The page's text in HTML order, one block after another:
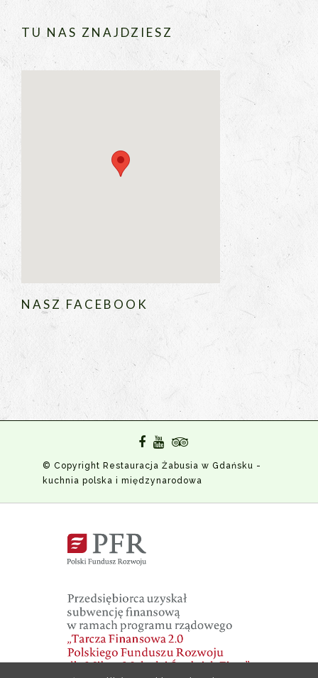
TU NAS ZNAJDZIESZ
NASZ FACEBOOK
© Copyright Restauracja Żabusia w Gdańsku -
kuchnia polska i międzynarodowa